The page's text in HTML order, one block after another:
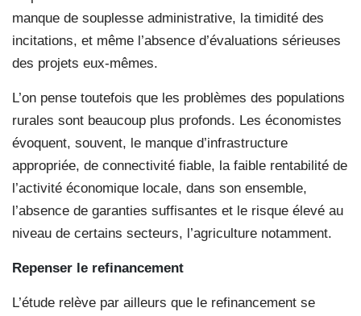
manque de souplesse administrative, la timidité des
incitations, et même l’absence d’évaluations sérieuses
des projets eux-mêmes.
L’on pense toutefois que les problèmes des populations
rurales sont beaucoup plus profonds. Les économistes
évoquent, souvent, le manque d’infrastructure
appropriée, de connectivité fiable, la faible rentabilité de
l’activité économique locale, dans son ensemble,
l’absence de garanties suffisantes et le risque élevé au
niveau de certains secteurs, l’agriculture notamment.
Repenser le refinancement
L’étude relève par ailleurs que le refinancement se